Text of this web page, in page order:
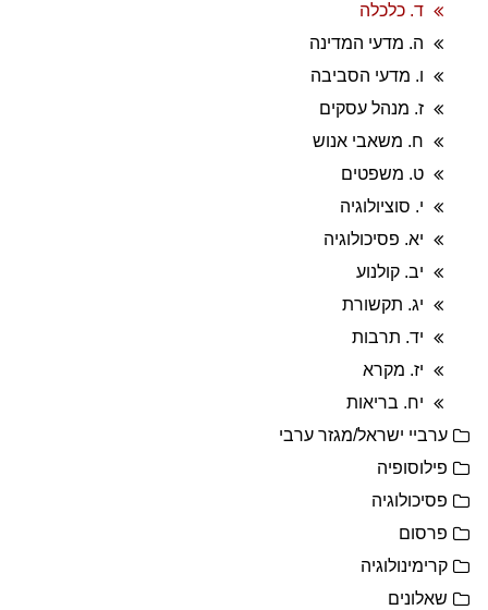
ד. כלכלה
ה. מדעי המדינה
ו. מדעי הסביבה
ז. מנהל עסקים
ח. משאבי אנוש
ט. משפטים
י. סוציולוגיה
יא. פסיכולוגיה
יב. קולנוע
יג. תקשורת
יד. תרבות
יז. מקרא
יח. בריאות
ערביי ישראל/מגזר ערבי
פילוסופיה
פסיכולוגיה
פרסום
קרימינולוגיה
שאלונים